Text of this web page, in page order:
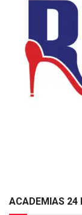
ACADEMIAS 24